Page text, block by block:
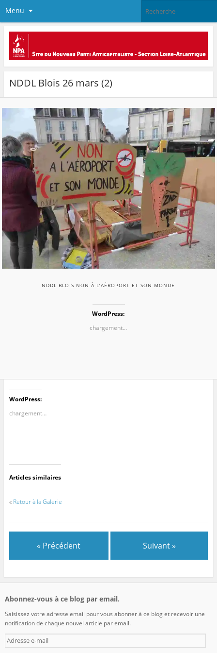
Menu
NDDL Blois 26 mars (2)
NDDL BLOIS NON À L’AÉROPORT ET SON MONDE
WordPress:
chargement…
WordPress:
chargement…
Articles similaires
« Retour à la Galerie
« Précédent Suivant »
Abonnez-vous à ce blog par email.
Saisissez votre adresse email pour vous abonner à ce blog et recevoir une
notification de chaque nouvel article par email.
Adresse
e-